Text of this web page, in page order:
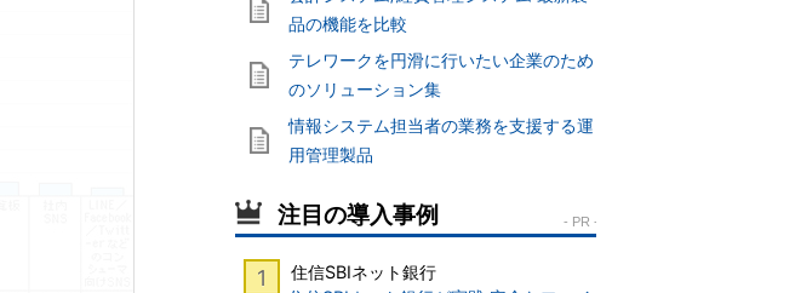
品の機能を比較
テレワークを円滑に行いたい企業のため
のソリューション集
情報システム担当者の業務を支援する運
用管理製品